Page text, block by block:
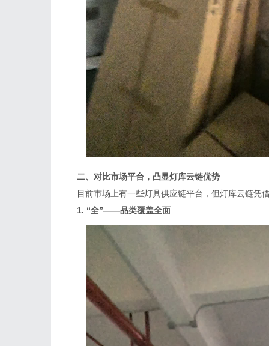
二、对比市场平台，凸显灯库云链优势
目前市场上有一些灯具供应链平台，但灯库云链凭
1. “全”——品类覆盖全面